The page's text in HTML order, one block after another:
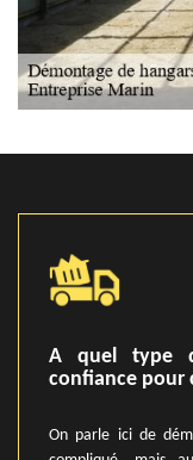
A quel type
confiance pour
On parle ici de